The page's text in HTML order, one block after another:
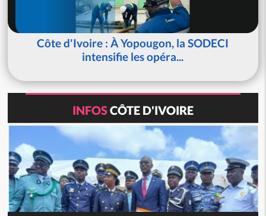
Côte d'Ivoire : À Yopougon, la SODECI
intensifie les opéra...
INFOSCÔTE D'IVOIRE